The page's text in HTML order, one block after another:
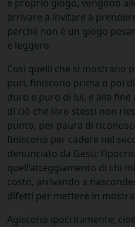
e proprio giogo, vengono
arrivare a invitare a
perché non è un giogo
e leggero.
Così quelli che si mostrano
puri, finiscono prima o poi
duro e puro di lui, e alla fine
di ciò che loro stessi non
punto, per paura di
finiscono per cadere nel
denunciato da Gesù:
quell’atteggiamento di chi
costo, arrivando a
difetti per mettere in
Agiscono ipocritamente;